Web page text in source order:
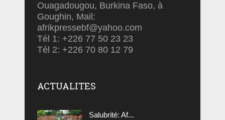
Ouagadougou, Burkina Faso, à
Goughin, Mail:
afrikpressebf@yahoo.com
Tél 1: +226 77 50 23 23
Tél 2: +226 70 80 12 79
ACTUALITES
Salubrité: Af...